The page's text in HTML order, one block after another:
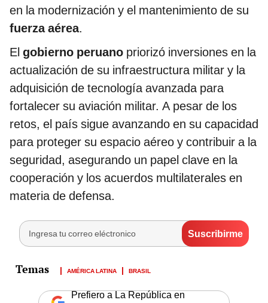
en la modernización y el mantenimiento de su
fuerza aérea.
El gobierno peruano priorizó inversiones en la
actualización de su infraestructura militar y la
adquisición de tecnología avanzada para
fortalecer su aviación militar. A pesar de los
retos, el país sigue avanzando en su capacidad
para proteger su espacio aéreo y contribuir a la
seguridad, asegurando un papel clave en la
cooperación y los acuerdos multilaterales en
materia de defensa.
AMÉRICA LATINA BRASIL
Prefiero a La República en